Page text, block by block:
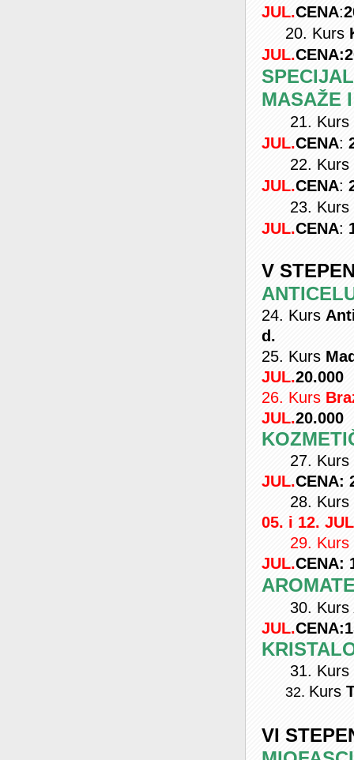
JUL.CENA:
20. Kurs
JUL.
MASAŽE
21. Kurs
JUL.CENA:
22. Kurs
JUL.CENA:
23. Kurs
JUL.CENA:
V
24. Kurs
d.
25. Kurs
JUL.20.000
26. Kurs
JUL.20.000
27. Kurs
JUL.CENA:
28. Kurs
05. i 12.
29. Kurs
JUL.CENA:
30. Kurs
JUL.CENA:
31. Kurs
32. Kurs
VI